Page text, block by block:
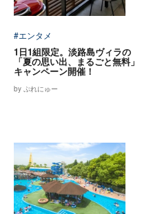
#エンタメ
1日1組限定。淡路島ヴィラの
「夏の思い出、まるごと無料」
キャンペーン開催！
by ぷれにゅー